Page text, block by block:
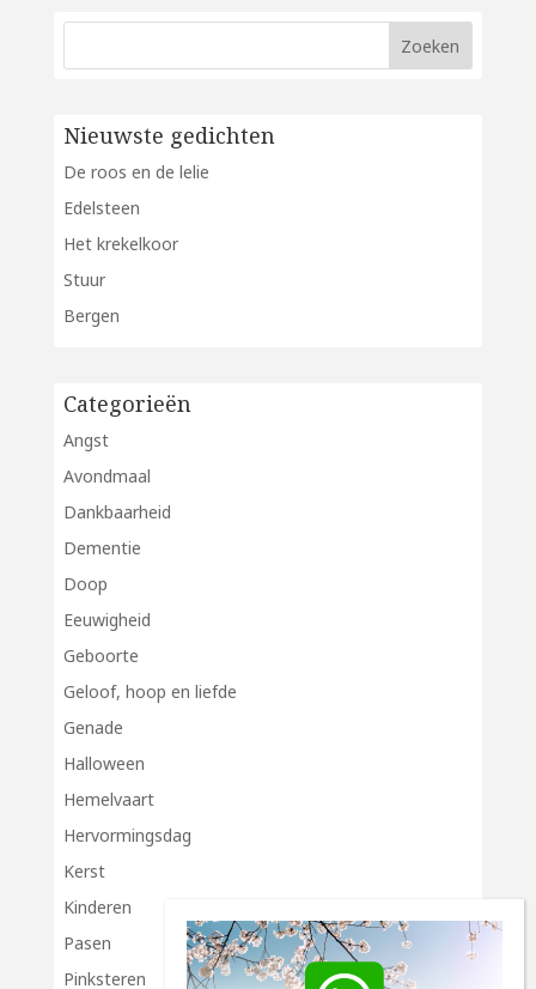
Nieuwste gedichten
De roos en de lelie
Edelsteen
Het krekelkoor
Stuur
Bergen
Categorieën
Angst
Avondmaal
Dankbaarheid
Dementie
Doop
Eeuwigheid
Geboorte
Geloof, hoop en liefde
Genade
Halloween
Hemelvaart
Hervormingsdag
Kerst
Kinderen
Pasen
Pinksteren